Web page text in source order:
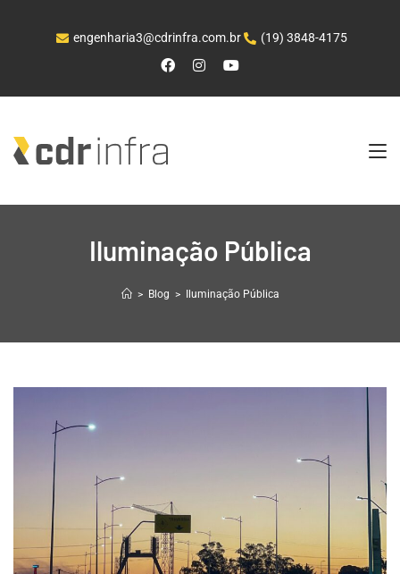
engenharia3@cdrinfra.com.br (19) 3848-4175
Iluminação Pública
> Blog > Iluminação Pública